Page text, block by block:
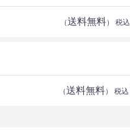
（送料無料） 税込
（送料無料） 税込